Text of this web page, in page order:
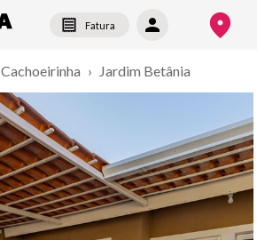
Fatura
Cachoeirinha › Jardim Betânia